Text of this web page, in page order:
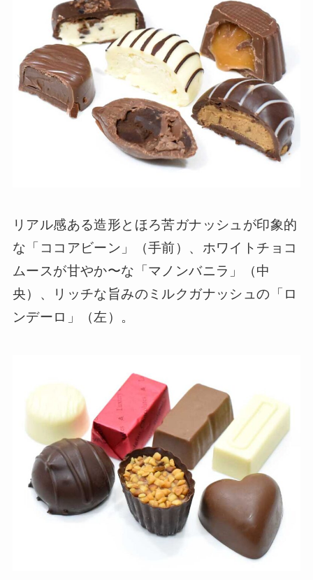
リアル感ある造形とほろ苦ガナッシュが印象的
な「ココアビーン」（手前）、ホワイトチョコ
ムースが甘やか〜な「マノンバニラ」（中
央）、リッチな旨みのミルクガナッシュの「ロ
ンデーロ」（左）。